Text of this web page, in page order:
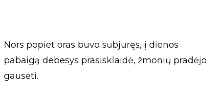
Nors popiet oras buvo subjuręs, į dienos
pabaigą debesys prasisklaidė, žmonių pradėjo
gausėti.